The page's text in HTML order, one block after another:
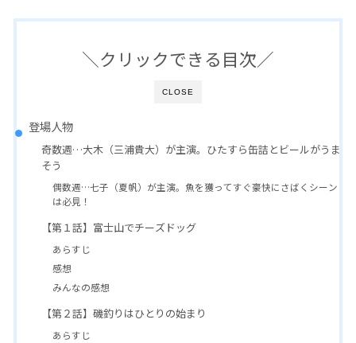
CLOSE
＼クリックできる目次／
登場人物
奇数週…大木（三浦貴大）が主演。ひたすら缶詰とビールがうま
そう
偶数週…七子（夏帆）が主演。魚を獲ってすぐ豪快にさばくシーン
は必見！
【第１話】富士山でチーズドッグ
あらすじ
感想
みんなの感想
【第２話】磯釣りはひとりの始まり
あらすじ